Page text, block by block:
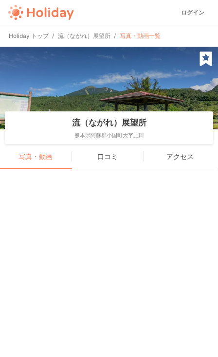
ログイン
Holiday トップ 流（ながれ）展望所 写真・動画一覧
流（ながれ）展望所
熊本県阿蘇郡小国町大字上田
写真・動画 口コミ アクセス